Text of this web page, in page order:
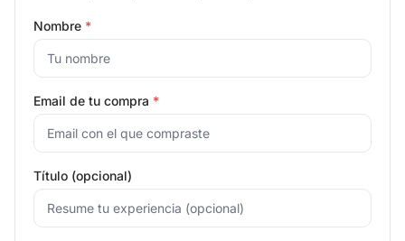
Nombre *
Email de tu compra *
Título (opcional)